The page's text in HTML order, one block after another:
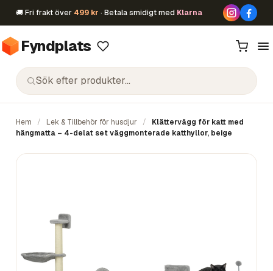
🚚 Fri frakt över 499 kr · Betala smidigt med Klarna
Fyndplats
Hem / Lek & Tillbehör för husdjur /
Klättervägg för katt med
hängmatta – 4-delat set väggmonterade katthyllor, beige